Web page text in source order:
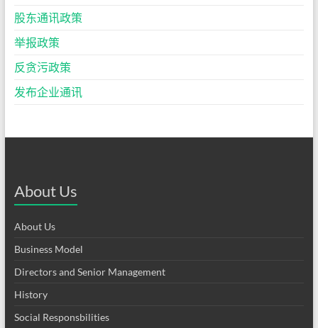
股东通讯政策
举报政策
反贪污政策
发布企业通讯
About Us
About Us
Business Model
Directors and Senior Management
History
Social Responsbilities